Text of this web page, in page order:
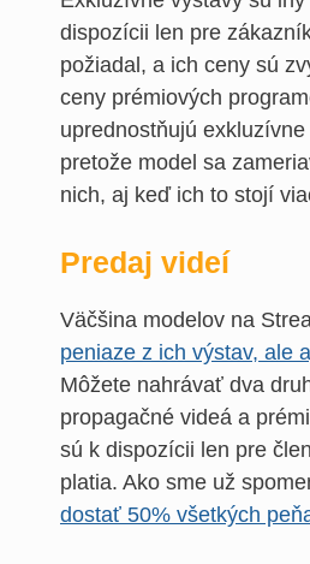
dispozícii len pre
požiadal, a ich ceny sú
ceny prémiových
uprednostňujú exkluzívne
pretože model sa
nich, aj keď ich to stojí
Predaj videí
Väčšina modelov na
peniaze z ich výstav, ale
Môžete nahrávať dva
propagačné videá a
sú k dispozícii len pre
platia. Ako sme už
dostať 50% všetkých